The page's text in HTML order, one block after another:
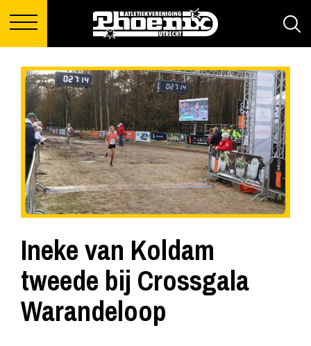
Ineke van Koldam
tweede bij Crossgala
Warandeloop